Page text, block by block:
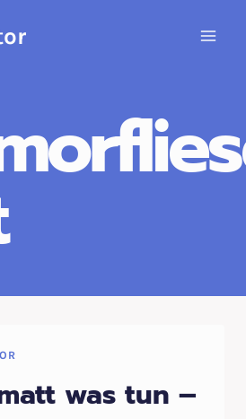
was tun –